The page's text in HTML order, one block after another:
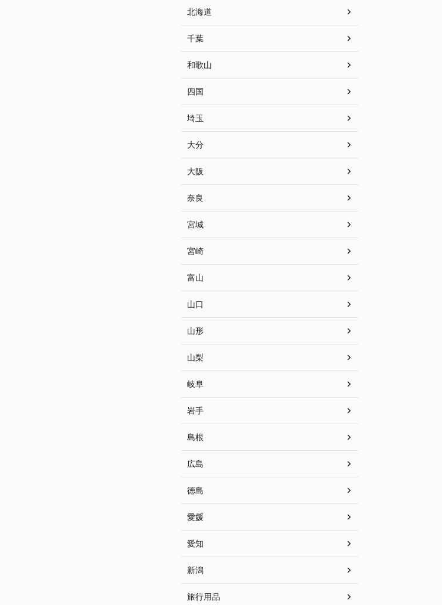
北海道
千葉
和歌山
四国
埼玉
大分
大阪
奈良
宮城
宮崎
富山
山口
山形
山梨
岐阜
岩手
島根
広島
徳島
愛媛
愛知
新潟
旅行用品